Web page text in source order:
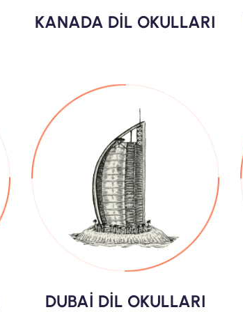
KANADA DİL OKULLARI
DUBAİ DİL OKULLARI